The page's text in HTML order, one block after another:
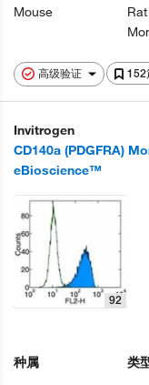
高级验证 152
Mouse
Rat
Invitrogen
CD140a (PDGFRA)
eBioscience™
92
种属
类